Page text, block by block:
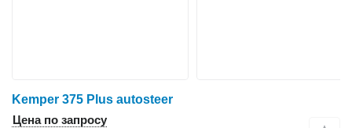
Kemper 375 Plus autosteer
Цена по запросу